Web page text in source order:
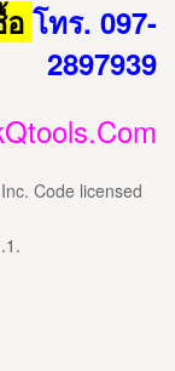
โทร. 097-
2897939
Code licensed
.